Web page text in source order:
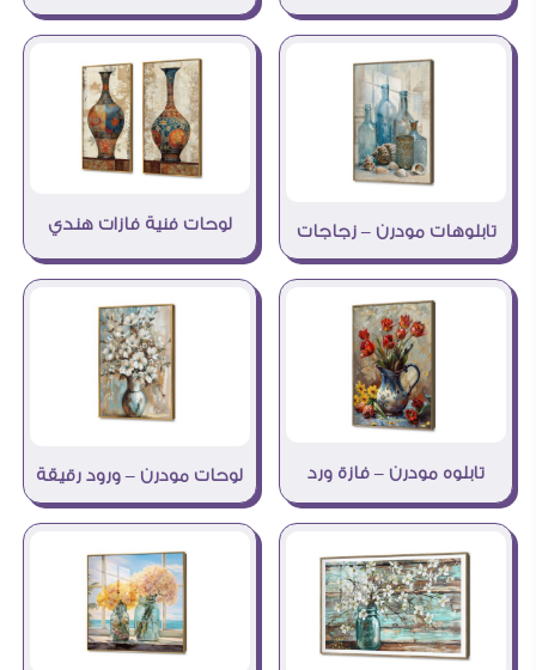
تابلوهات مودرن – زجاجات لوحات فنية فازات هندي
تابلوه مودرن – فازة ورد لوحات مودرن – ورود رقيقة